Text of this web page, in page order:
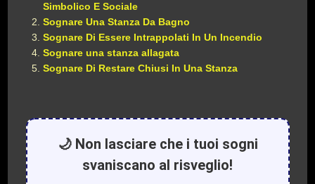
Simbolico E Sociale
Sognare Una Stanza Da Bagno
Sognare Di Essere Intrappolati In Un Incendio
Sognare una stanza allagata
Sognare Di Restare Chiusi In Una Stanza
🌙 Non lasciare che i tuoi sogni
svaniscano al risveglio!